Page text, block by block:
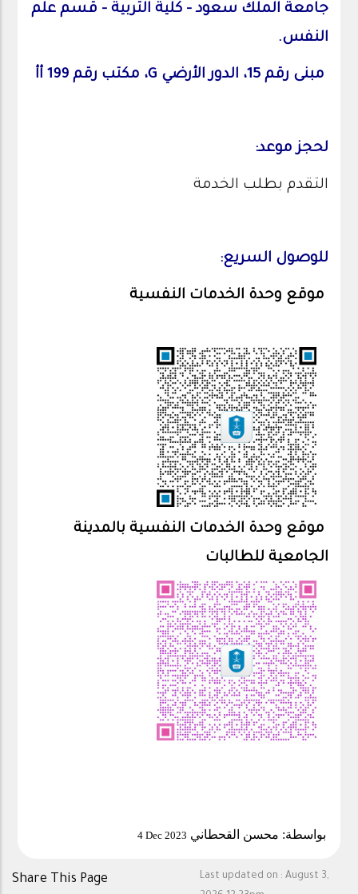
جامعة الملك سعود - كلية التربية - قسم علم
النفس.
مبنى رقم 15، الدور الأرضي G، مكتب رقم 199 أأ
لحجز موعد:
التقدم بطلب الخدمة
للوصول السريع:
موقع وحدة الخدمات النفسية
موقع وحدة الخدمات النفسية بالمدينة
الجامعية للطالبات
بواسطة: محسن القحطاني 4 Dec 2023
Last updated on : August 3,
Share This Page